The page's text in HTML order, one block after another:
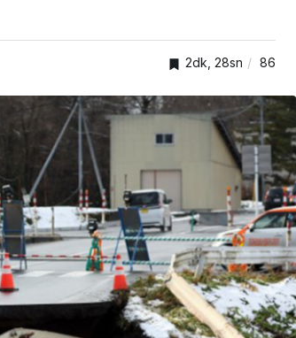
2dk, 28sn 86
GENEL
Gebze Ticaret Odası
üyelerine yeni ihracat
kapıları aralıyor